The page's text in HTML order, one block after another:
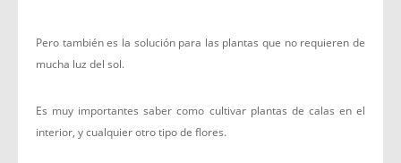
Pero también es la solución para las plantas que no requieren de
mucha luz del sol.
Es muy importantes saber como cultivar plantas de calas en el
interior, y cualquier otro tipo de flores.